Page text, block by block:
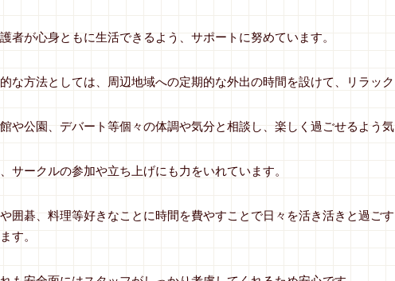
者が心身ともに生活できるよう、サポートに努めています。
な方法としては、周辺地域への定期的な外出の時間を設けて、リラッ
や公園、デバート等個々の体調や気分と相談し、楽しく過ごせるよう気
サークルの参加や立ち上げにも力をいれています。
囲碁、料理等好きなことに時間を費やすことで日々を活き活きと過ご
す。